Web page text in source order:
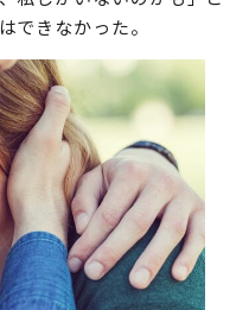
はない」と宣言していた
去の心の傷を考えると
私しかいないのかも」と
できなかった。